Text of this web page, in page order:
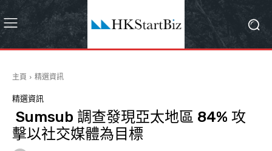
主頁 精選資訊
精選資訊
Sumsub 調查發現亞太地區 84% 攻
擊以社交媒體為目標